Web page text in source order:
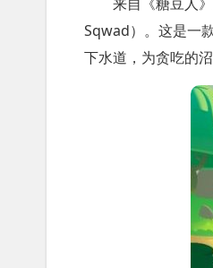
Sqwad）。这是一
下水道，为贪吃的